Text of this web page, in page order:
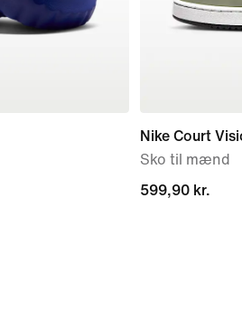
Nike Court
Sko til mænd
599,90 kr.
599,90 kr.